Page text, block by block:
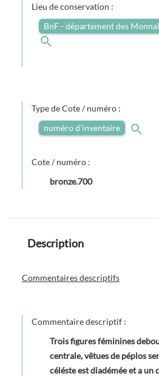
Lieu de conservation :
BnF - département des
Type de Cote / numéro :
numéro d'inventaire
Cote / numéro :
bronze.700
Description
Commentaires descriptifs
Commentaire descriptif :
Trois figures féminines
centrale, vêtues de péplos
céléste est diadémée et a un